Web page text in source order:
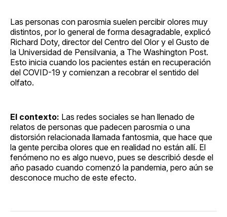
Las personas con parosmia suelen percibir olores muy
distintos, por lo general de forma desagradable, explicó
Richard Doty, director del Centro del Olor y el Gusto de
la Universidad de Pensilvania, a The Washington Post.
Esto inicia cuando los pacientes están en recuperación
del COVID-19 y comienzan a recobrar el sentido del
olfato.
El contexto: Las redes sociales se han llenado de
relatos de personas que padecen parosmia o una
distorsión relacionada llamada fantosmia, que hace que
la gente perciba olores que en realidad no están allí. El
fenómeno no es algo nuevo, pues se describió desde el
año pasado cuando comenzó la pandemia, pero aún se
desconoce mucho de este efecto.